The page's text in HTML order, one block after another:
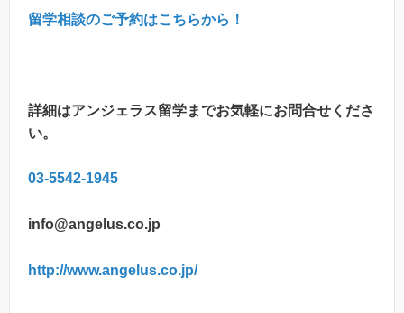
留学相談のご予約はこちらから！
詳細はアンジェラス留学までお気軽にお問合せくださ
い。
03-5542-1945
info@angelus.co.jp
http://www.angelus.co.jp/